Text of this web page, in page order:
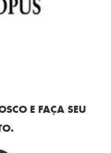
E FAÇA SEU